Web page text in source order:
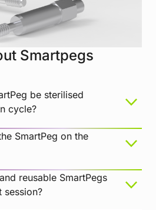
Smartpegs
be sterilised
cycle?
SmartPeg on the
reusable SmartPegs
session?